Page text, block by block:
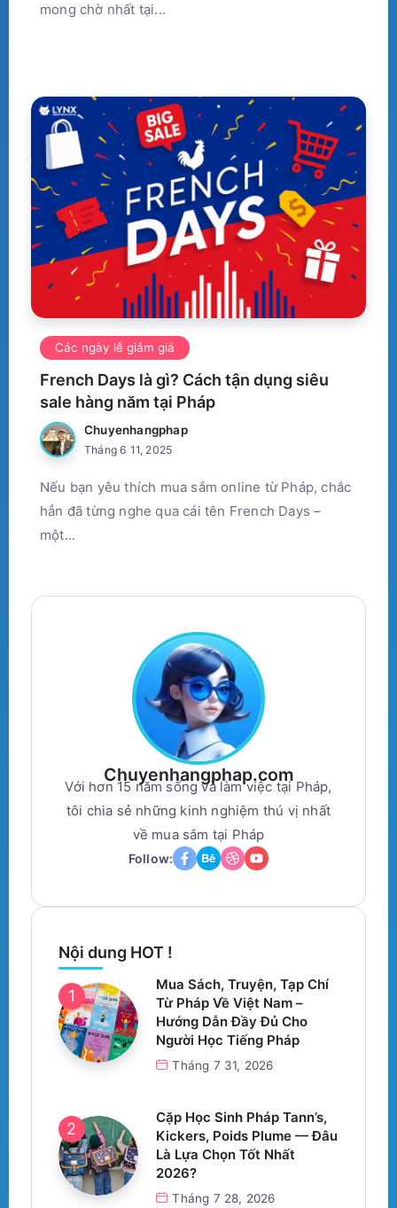
mong chờ nhất tại...
Các ngày lễ giảm giá
French Days là gì? Cách tận dụng siêu
sale hàng năm tại Pháp
Chuyenhangphap
Tháng 6 11, 2025
Nếu bạn yêu thích mua sắm online từ Pháp, chắc
hẳn đã từng nghe qua cái tên French Days –
một...
Chuyenhangphap.com
Với hơn 15 năm sống và làm việc tại Pháp,
tôi chia sẻ những kinh nghiệm thú vị nhất
về mua sắm tại Pháp
Follow:
Nội dung HOT !
Mua Sách, Truyện, Tạp Chí
Từ Pháp Về Việt Nam –
Hướng Dẫn Đầy Đủ Cho
Người Học Tiếng Pháp
Tháng 7 31, 2026
Cặp Học Sinh Pháp Tann’s,
Kickers, Poids Plume — Đâu
Là Lựa Chọn Tốt Nhất
2026?
Tháng 7 28, 2026